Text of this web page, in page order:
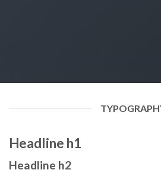
Headline h1
Headline h2